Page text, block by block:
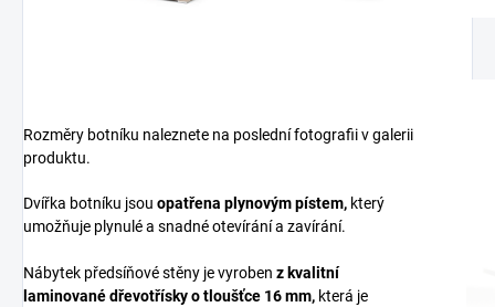
Rozměry botníku naleznete na poslední fotografii v galerii
produktu.
Dvířka botníku jsou opatřena plynovým pístem, který
umožňuje plynulé a snadné otevírání a zavírání.
Nábytek předsíňové stěny je vyroben z kvalitní
laminované dřevotřískyo tloušťce 16 mm, která je